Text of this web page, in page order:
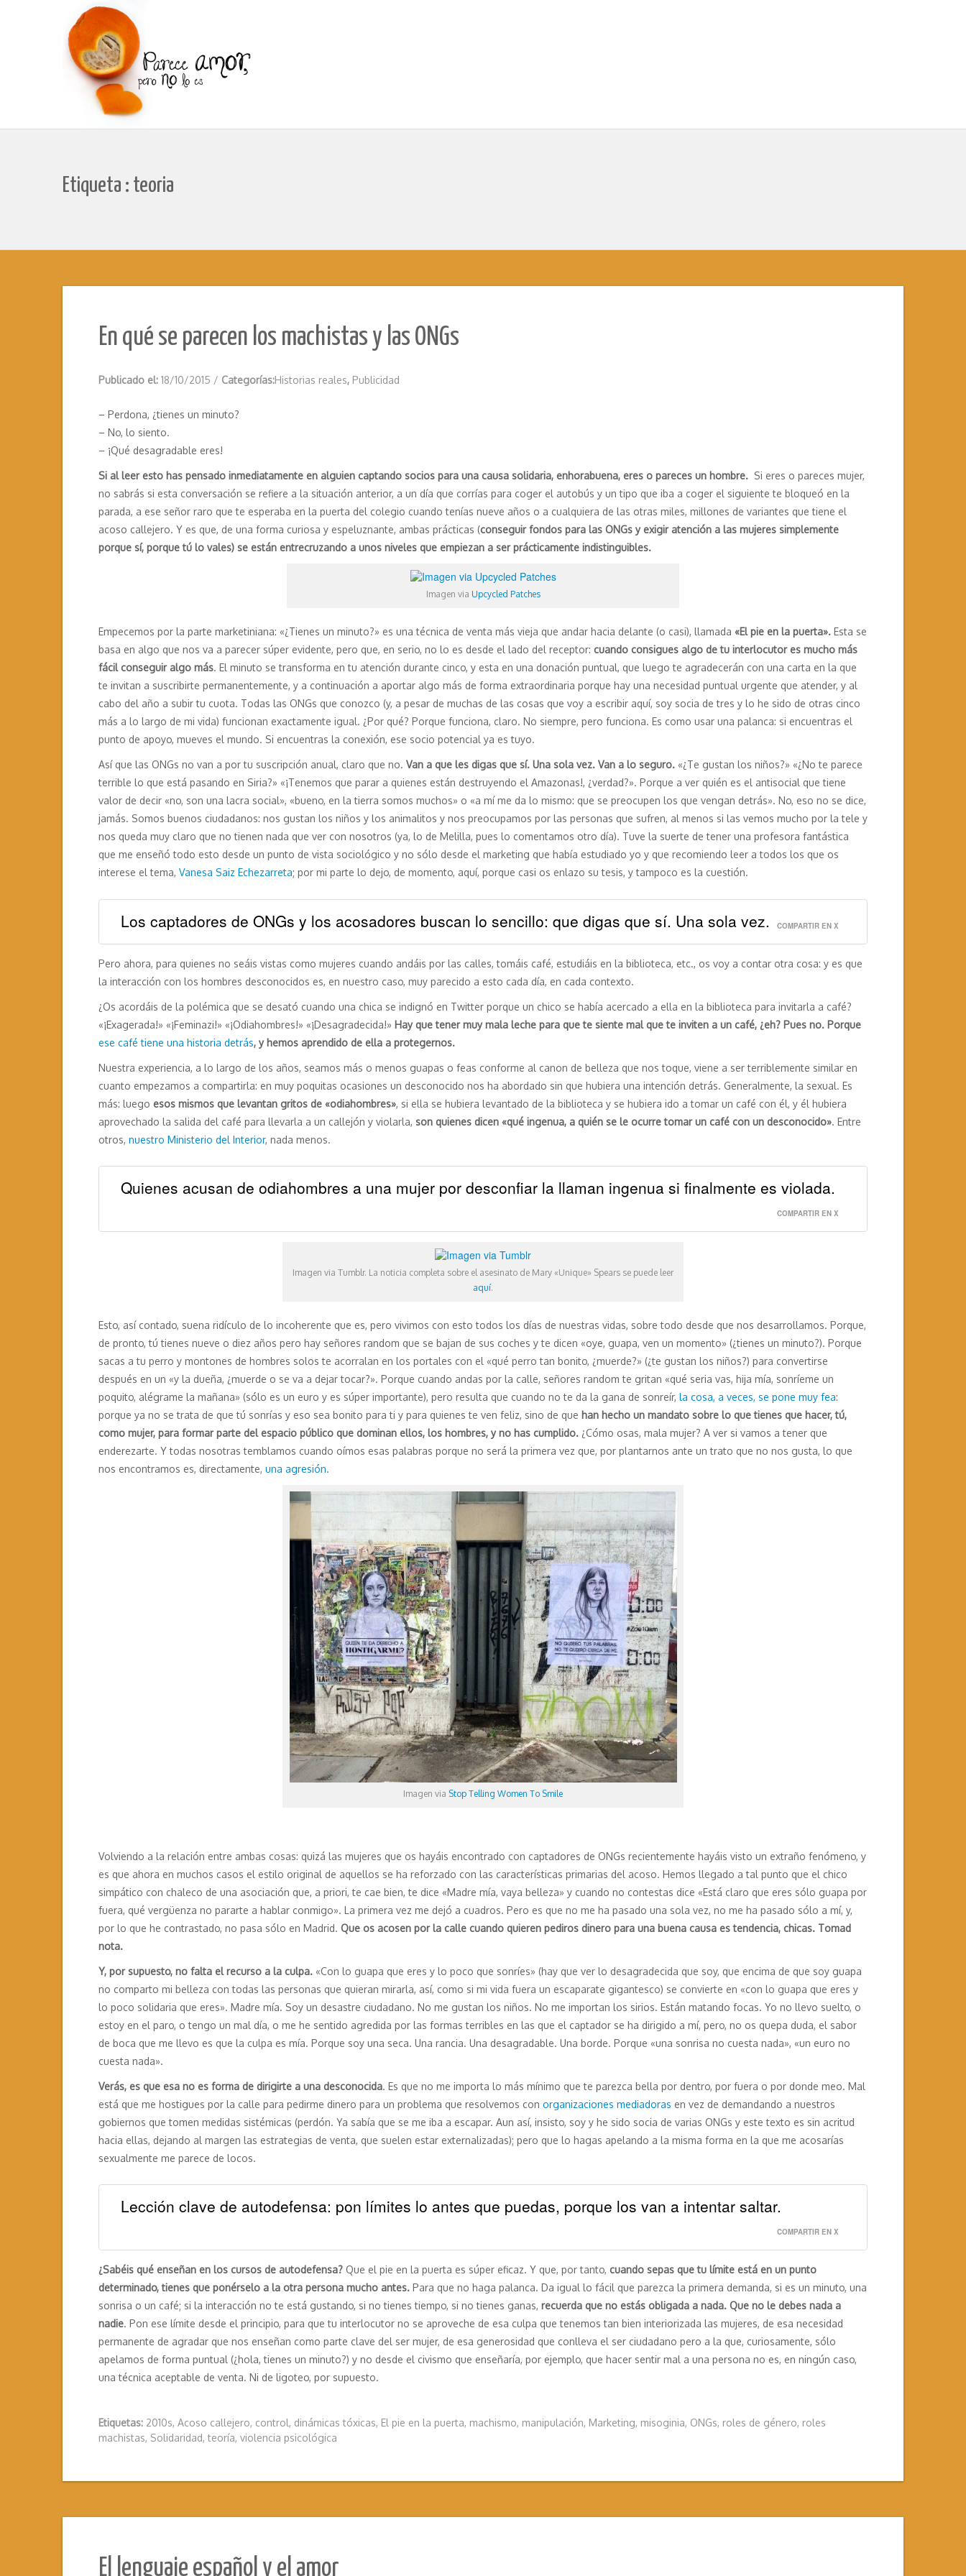
Etiqueta : teoria
En qué se parecen los machistas y las ONGs
Publicado el: 18/10/2015 / Categorías:Historias reales, Publicidad
– Perdona, ¿tienes un minuto?
– No, lo siento.
– ¡Qué desagradable eres!
Si al leer esto has pensado inmediatamente en alguien captando socios para una causa solidaria, enhorabuena, eres o pareces un hombre. Si eres o pareces mujer,
no sabrás si esta conversación se refiere a la situación anterior, a un día que corrías para coger el autobús y un tipo que iba a coger el siguiente te bloqueó en la
parada, a ese señor raro que te esperaba en la puerta del colegio cuando tenías nueve años o a cualquiera de las otras miles, millones de variantes que tiene el
acoso callejero. Y es que, de una forma curiosa y espeluznante, ambas prácticas (conseguir fondos para las ONGs y exigir atención a las mujeres simplemente
porque sí, porque tú lo vales) se están entrecruzando a unos niveles que empiezan a ser prácticamente indistinguibles.
Imagen via Upcycled Patches
Empecemos por la parte marketiniana: «¿Tienes un minuto?» es una técnica de venta más vieja que andar hacia delante (o casi), llamada «El pie en la puerta». Esta se
basa en algo que nos va a parecer súper evidente, pero que, en serio, no lo es desde el lado del receptor: cuando consigues algo de tu interlocutor es mucho más
fácil conseguir algo más. El minuto se transforma en tu atención durante cinco, y esta en una donación puntual, que luego te agradecerán con una carta en la que
te invitan a suscribirte permanentemente, y a continuación a aportar algo más de forma extraordinaria porque hay una necesidad puntual urgente que atender, y al
cabo del año a subir tu cuota. Todas las ONGs que conozco (y, a pesar de muchas de las cosas que voy a escribir aquí, soy socia de tres y lo he sido de otras cinco
más a lo largo de mi vida) funcionan exactamente igual. ¿Por qué? Porque funciona, claro. No siempre, pero funciona. Es como usar una palanca: si encuentras el
punto de apoyo, mueves el mundo. Si encuentras la conexión, ese socio potencial ya es tuyo.
Así que las ONGs no van a por tu suscripción anual, claro que no. Van a que les digas que sí. Una sola vez. Van a lo seguro. «¿Te gustan los niños?» «¿No te parece
terrible lo que está pasando en Siria?» «¡Tenemos que parar a quienes están destruyendo el Amazonas!, ¿verdad?». Porque a ver quién es el antisocial que tiene
valor de decir «no, son una lacra social», «bueno, en la tierra somos muchos» o «a mí me da lo mismo: que se preocupen los que vengan detrás». No, eso no se dice,
jamás. Somos buenos ciudadanos: nos gustan los niños y los animalitos y nos preocupamos por las personas que sufren, al menos si las vemos mucho por la tele y
nos queda muy claro que no tienen nada que ver con nosotros (ya, lo de Melilla, pues lo comentamos otro día). Tuve la suerte de tener una profesora fantástica
que me enseñó todo esto desde un punto de vista sociológico y no sólo desde el marketing que había estudiado yo y que recomiendo leer a todos los que os
interese el tema, Vanesa Saiz Echezarreta; por mi parte lo dejo, de momento, aquí, porque casi os enlazo su tesis, y tampoco es la cuestión.
Los captadores de ONGs y los acosadores buscan lo sencillo: que digas que sí. Una sola vez. COMPARTIR EN X
Pero ahora, para quienes no seáis vistas como mujeres cuando andáis por las calles, tomáis café, estudiáis en la biblioteca, etc., os voy a contar otra cosa: y es que
la interacción con los hombres desconocidos es, en nuestro caso, muy parecido a esto cada día, en cada contexto.
¿Os acordáis de la polémica que se desató cuando una chica se indignó en Twitter porque un chico se había acercado a ella en la biblioteca para invitarla a café?
«¡Exagerada!» «¡Feminazi!» «¡Odiahombres!» «¡Desagradecida!» Hay que tener muy mala leche para que te siente mal que te inviten a un café, ¿eh? Pues no. Porque
ese café tiene una historia detrás, y hemos aprendido de ella a protegernos.
Nuestra experiencia, a lo largo de los años, seamos más o menos guapas o feas conforme al canon de belleza que nos toque, viene a ser terriblemente similar en
cuanto empezamos a compartirla: en muy poquitas ocasiones un desconocido nos ha abordado sin que hubiera una intención detrás. Generalmente, la sexual. Es
más: luego esos mismos que levantan gritos de «odiahombres», si ella se hubiera levantado de la biblioteca y se hubiera ido a tomar un café con él, y él hubiera
aprovechado la salida del café para llevarla a un callejón y violarla, son quienes dicen «qué ingenua, a quién se le ocurre tomar un café con un desconocido». Entre
otros, nuestro Ministerio del Interior, nada menos.
Quienes acusan de odiahombres a una mujer por desconfiar la llaman ingenua si finalmente es violada.
COMPARTIR EN X
Imagen via Tumblr. La noticia completa sobre el asesinato de Mary «Unique» Spears se puede leer
aquí.
Esto, así contado, suena ridículo de lo incoherente que es, pero vivimos con esto todos los días de nuestras vidas, sobre todo desde que nos desarrollamos. Porque,
de pronto, tú tienes nueve o diez años pero hay señores random que se bajan de sus coches y te dicen «oye, guapa, ven un momento» (¿tienes un minuto?). Porque
sacas a tu perro y montones de hombres solos te acorralan en los portales con el «qué perro tan bonito, ¿muerde?» (¿te gustan los niños?) para convertirse
después en un «y la dueña, ¿muerde o se va a dejar tocar?». Porque cuando andas por la calle, señores random te gritan «qué seria vas, hija mía, sonríeme un
poquito, alégrame la mañana» (sólo es un euro y es súper importante), pero resulta que cuando no te da la gana de sonreír, la cosa, a veces, se pone muy fea:
porque ya no se trata de que tú sonrías y eso sea bonito para ti y para quienes te ven feliz, sino de que han hecho un mandato sobre lo que tienes que hacer, tú,
como mujer, para formar parte del espacio público que dominan ellos, los hombres, y no has cumplido. ¿Cómo osas, mala mujer? A ver si vamos a tener que
enderezarte. Y todas nosotras temblamos cuando oímos esas palabras porque no será la primera vez que, por plantarnos ante un trato que no nos gusta, lo que
nos encontramos es, directamente, una agresión.
Imagen via Stop Telling Women To Smile
Volviendo a la relación entre ambas cosas: quizá las mujeres que os hayáis encontrado con captadores de ONGs recientemente hayáis visto un extraño fenómeno, y
es que ahora en muchos casos el estilo original de aquellos se ha reforzado con las características primarias del acoso. Hemos llegado a tal punto que el chico
simpático con chaleco de una asociación que, a priori, te cae bien, te dice «Madre mía, vaya belleza» y cuando no contestas dice «Está claro que eres sólo guapa por
fuera, qué vergüenza no pararte a hablar conmigo». La primera vez me dejó a cuadros. Pero es que no me ha pasado una sola vez, no me ha pasado sólo a mí, y,
por lo que he contrastado, no pasa sólo en Madrid. Que os acosen por la calle cuando quieren pediros dinero para una buena causa es tendencia, chicas. Tomad
nota.
Y, por supuesto, no falta el recurso a la culpa. «Con lo guapa que eres y lo poco que sonríes» (hay que ver lo desagradecida que soy, que encima de que soy guapa
no comparto mi belleza con todas las personas que quieran mirarla, así, como si mi vida fuera un escaparate gigantesco) se convierte en «con lo guapa que eres y
lo poco solidaria que eres». Madre mía. Soy un desastre ciudadano. No me gustan los niños. No me importan los sirios. Están matando focas. Yo no llevo suelto, o
estoy en el paro, o tengo un mal día, o me he sentido agredida por las formas terribles en las que el captador se ha dirigido a mí, pero, no os quepa duda, el sabor
de boca que me llevo es que la culpa es mía. Porque soy una seca. Una rancia. Una desagradable. Una borde. Porque «una sonrisa no cuesta nada», «un euro no
cuesta nada».
Verás, es que esa no es forma de dirigirte a una desconocida. Es que no me importa lo más mínimo que te parezca bella por dentro, por fuera o por donde meo. Mal
está que me hostigues por la calle para pedirme dinero para un problema que resolvemos con organizaciones mediadoras en vez de demandando a nuestros
gobiernos que tomen medidas sistémicas (perdón. Ya sabía que se me iba a escapar. Aun así, insisto, soy y he sido socia de varias ONGs y este texto es sin acritud
hacia ellas, dejando al margen las estrategias de venta, que suelen estar externalizadas); pero que lo hagas apelando a la misma forma en la que me acosarías
sexualmente me parece de locos.
Lección clave de autodefensa: pon límites lo antes que puedas, porque los van a intentar saltar.
COMPARTIR EN X
¿Sabéis qué enseñan en los cursos de autodefensa? Que el pie en la puerta es súper eficaz. Y que, por tanto, cuando sepas que tu límite está en un punto
determinado, tienes que ponérselo a la otra persona mucho antes. Para que no haga palanca. Da igual lo fácil que parezca la primera demanda, si es un minuto, una
sonrisa o un café; si la interacción no te está gustando, si no tienes tiempo, si no tienes ganas, recuerda que no estás obligada a nada. Que no le debes nada a
nadie. Pon ese límite desde el principio, para que tu interlocutor no se aproveche de esa culpa que tenemos tan bien interiorizada las mujeres, de esa necesidad
permanente de agradar que nos enseñan como parte clave del ser mujer, de esa generosidad que conlleva el ser ciudadano pero a la que, curiosamente, sólo
apelamos de forma puntual (¿hola, tienes un minuto?) y no desde el civismo que enseñaría, por ejemplo, que hacer sentir mal a una persona no es, en ningún caso,
una técnica aceptable de venta. Ni de ligoteo, por supuesto.
Etiquetas: 2010s, Acoso callejero, control, dinámicas tóxicas, El pie en la puerta, machismo, manipulación, Marketing, misoginia, ONGs, roles de género, roles
machistas, Solidaridad,teoría, violencia psicológica
El lenguaje español y el amor